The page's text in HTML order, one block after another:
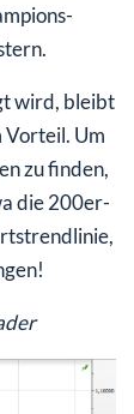
wird, bleibt
Vorteil. Um
zu finden,
die 200er-